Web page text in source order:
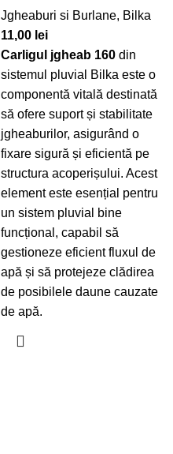
Jgheaburi si Burlane, Bilka
11,00 lei
Carligul jgheab 160 din
sistemul pluvial Bilka este o
componentă vitală destinată
să ofere suport și stabilitate
jgheaburilor, asigurând o
fixare sigură și eficientă pe
structura acoperișului. Acest
element este esențial pentru
un sistem pluvial bine
funcțional, capabil să
gestioneze eficient fluxul de
apă și să protejeze clădirea
de posibilele daune cauzate
de apă.